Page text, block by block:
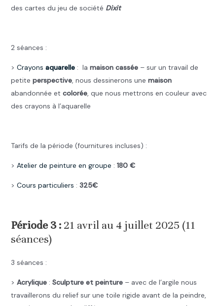
des cartes du jeu de société Dixit
2 séances :
> Crayons aquarelle : la maison cassée– sur un travail de
petite perspective, nous dessinerons une maison
abandonnée et colorée, que nous mettrons en couleur avec
des crayons à l’aquarelle
Tarifs de la période (fournitures incluses) :
> Atelier de peinture en groupe : 180 €
> Cours particuliers : 325€
Période 3 :21 avril au 4 juillet 2025 (11
séances)
3 séances :
> Acrylique : Sculpture et peinture– avec de l’argile nous
travaillerons du relief sur une toile rigide avant de la peindre,